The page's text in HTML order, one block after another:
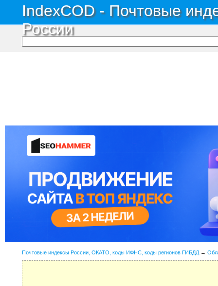
IndexCOD - Почтовые
России
Почтовые индексы России, ОКАТО, коды ИФНС, коды регионов ГИБДД →